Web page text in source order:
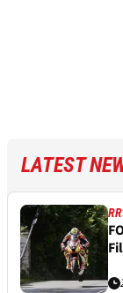
LATEST
RR